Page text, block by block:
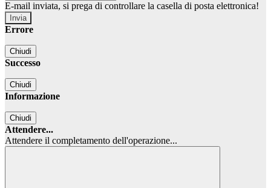
E-mail inviata, si prega di controllare la casella di posta elettronica!
Errore
Chiudi
Successo
Chiudi
Informazione
Chiudi
Attendere...
Attendere il completamento dell'operazione...